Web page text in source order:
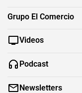
Grupo El Comercio
Videos
Podcast
Newsletters